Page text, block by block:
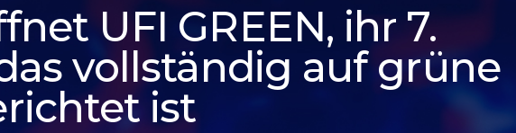
UFI GREEN, ihr 7.
vollständig auf grüne
ist